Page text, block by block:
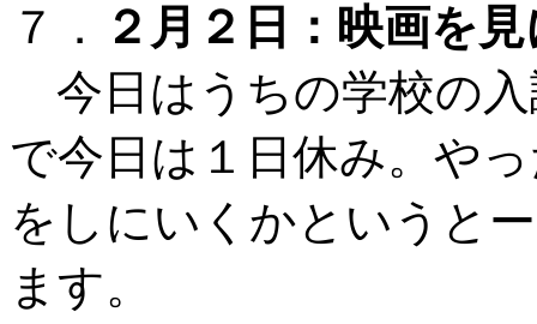
７．
２月２日：映画を
今日はうちの学校の
で今日は１日休み。や
をしにいくかというと
ます。